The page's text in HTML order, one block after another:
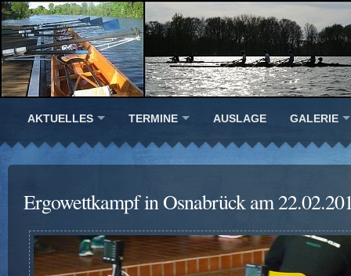
AKTUELLES TERMINE AUSLAGE GALERIE
Ergowettkampf in Osnabrück am